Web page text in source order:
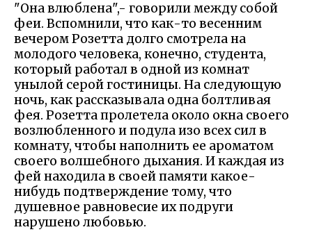
"Она влюблена",- говорили между собой
феи. Вспомнили, что как-то весенним
вечером Розетта долго смотрела на
молодого человека, конечно, студента,
который работал в одной из комнат
унылой серой гостиницы. На следующую
ночь, как рассказывала одна болтливая
фея. Розетта пролетела около окна своего
возлюбленного и подула изо всех сил в
комнату, чтобы наполнить ее ароматом
своего волшебного дыхания. И каждая из
фей находила в своей памяти какое-
нибудь подтверждение тому, что
душевное равновесие их подруги
нарушено любовью.